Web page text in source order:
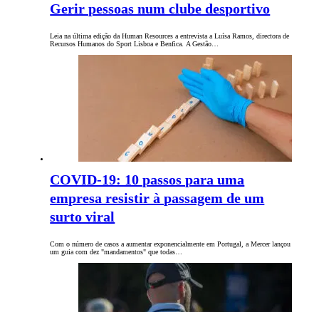
Gerir pessoas num clube desportivo
Leia na última edição da Human Resources a entrevista a Luísa Ramos, directora de
Recursos Humanos do Sport Lisboa e Benfica. A Gestão…
COVID-19: 10 passos para uma
empresa resistir à passagem de um
surto viral
Com o número de casos a aumentar exponencialmente em Portugal, a Mercer lançou
um guia com dez "mandamentos" que todas…